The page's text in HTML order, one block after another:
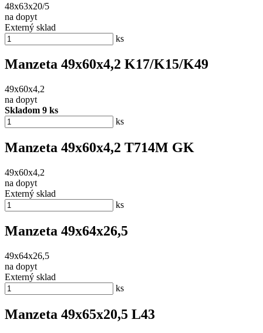
48x63x20/5
na dopyt
Externý sklad
ks
Manzeta 49x60x4,2 K17/K15/K49
49x60x4,2
na dopyt
Skladom 9 ks
ks
Manzeta 49x60x4,2 T714M GK
49x60x4,2
na dopyt
Externý sklad
ks
Manzeta 49x64x26,5
49x64x26,5
na dopyt
Externý sklad
ks
Manzeta 49x65x20,5 L43